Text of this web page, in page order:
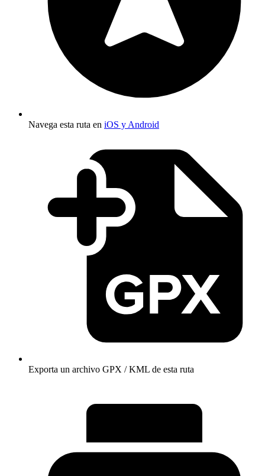
Navega esta ruta en iOS y Android
Exporta un archivo GPX / KML de esta ruta